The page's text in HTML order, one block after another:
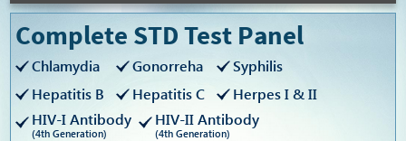
Complete STD Test Panel
Chlamydia Gonorreha
Syphilis
Hepatitis B
Hepatitis C
Herpes I & II
HIV-I Antibody
(4th Generation)
HIV-II Antibody
(4th Generation)